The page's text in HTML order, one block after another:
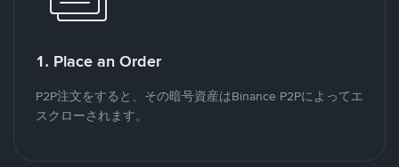
1. Place an Order
P2P注文をすると、その暗号資産はBinance P2Pによってエ
スクローされます。